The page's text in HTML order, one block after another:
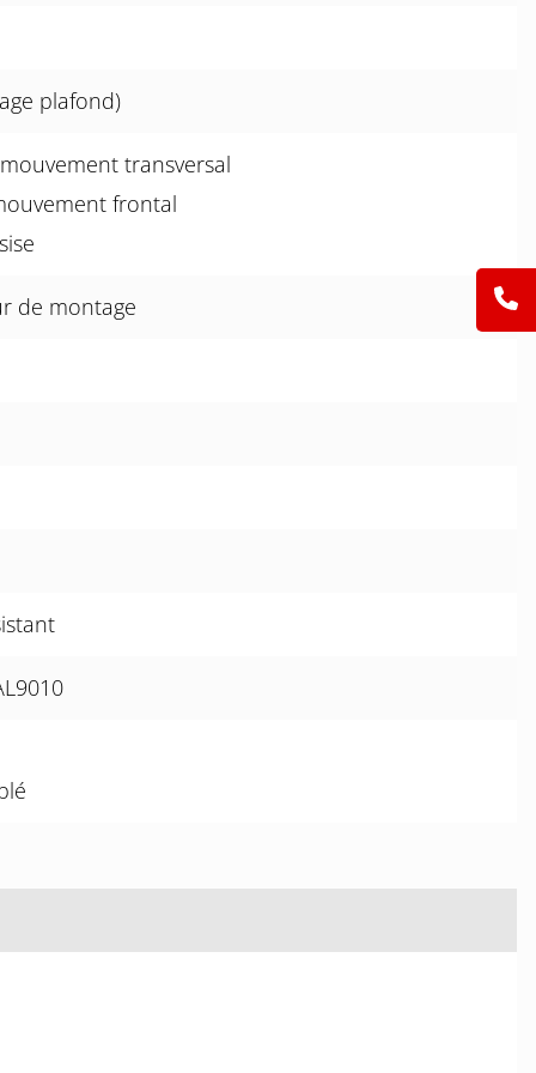
plafond)
transversal
frontal
de montage